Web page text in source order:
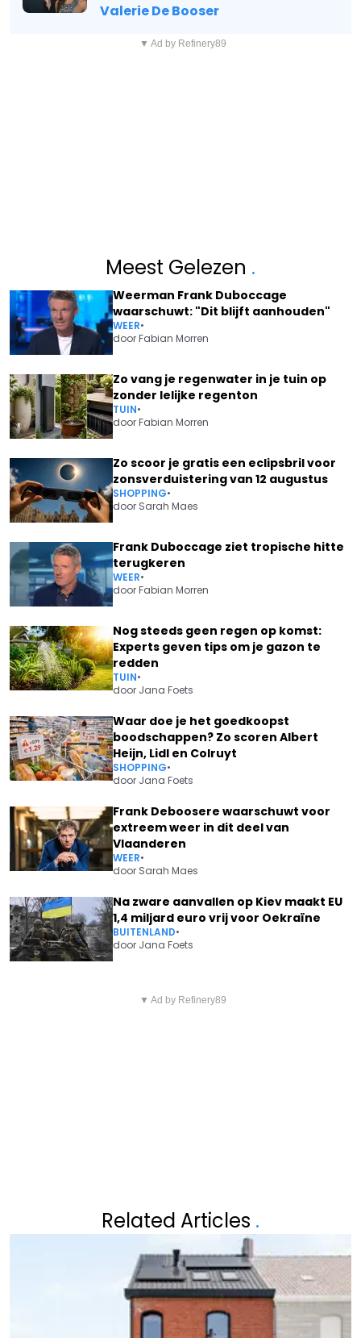
Valerie De Booser
▼ Ad by Refinery89
Meest Gelezen .
Weerman Frank Duboccage
waarschuwt: "Dit blijft aanhouden"
WEER•
doorFabian Morren
Zo vang je regenwater in je tuin op
zonder lelijke regenton
TUIN•
doorFabian Morren
Zo scoor je gratis een eclipsbril voor
zonsverduistering van 12 augustus
SHOPPING•
door Sarah Maes
Frank Duboccage ziet tropische hitte
terugkeren
WEER•
doorFabian Morren
Nog steeds geen regen op komst:
Experts geven tips om je gazon te
redden
TUIN•
door Jana Foets
Waar doe je het goedkoopst
boodschappen? Zo scoren Albert
Heijn, Lidl en Colruyt
SHOPPING•
door Jana Foets
Frank Deboosere waarschuwt voor
extreem weer in dit deel van
Vlaanderen
WEER•
door Sarah Maes
Na zware aanvallen op Kiev maakt EU
1,4 miljard euro vrij voor Oekraïne
BUITENLAND•
door Jana Foets
NA HELE HEISA MET CLEMENT
▼ Ad by Refinery89
Related Articles .